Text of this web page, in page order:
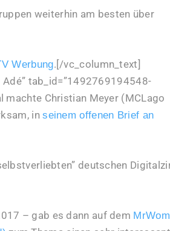
weiterhin am besten über
Werbung.[/vc_column_text]
tab_id=”1492769194548-
Christian Meyer (MCLago
inseinem offenen Brief an
deutschen
– gab es dann auf dem MrWom